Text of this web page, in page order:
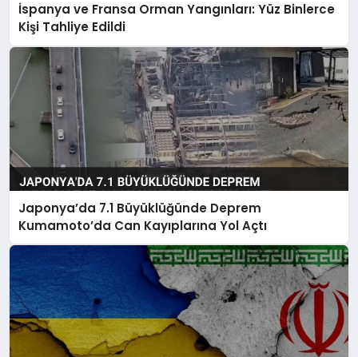
İspanya ve Fransa Orman Yangınları: Yüz Binlerce
Kişi Tahliye Edildi
Japonya’da 7.1 Büyüklüğünde Deprem
Kumamoto’da Can Kayıplarına Yol Açtı